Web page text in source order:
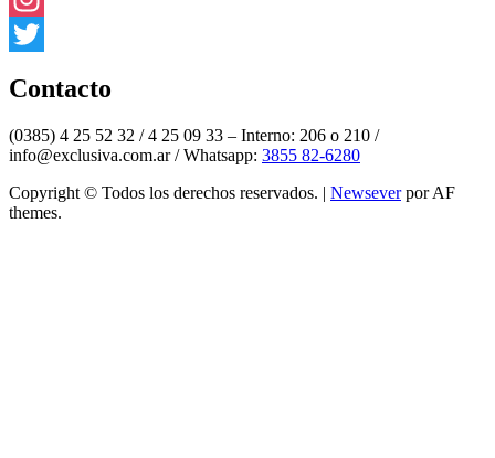
Instagram
Contacto
(0385) 4 25 52 32 / 4 25 09 33 – Interno: 206 o 210 /
info@exclusiva.com.ar / Whatsapp: 3855 82-6280
Copyright © Todos los derechos reservados. | Newseverpor AF
themes.